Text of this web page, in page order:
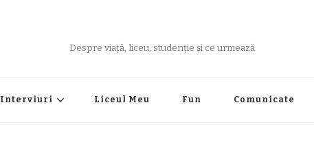
Despre viață, liceu, studenție și ce urmează
Interviuri Liceul Meu Fun Comunicate